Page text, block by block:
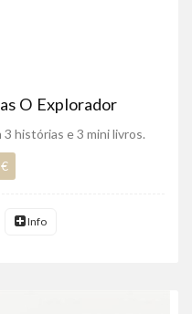
O Explorador
histórias e 3 mini livros.
Info